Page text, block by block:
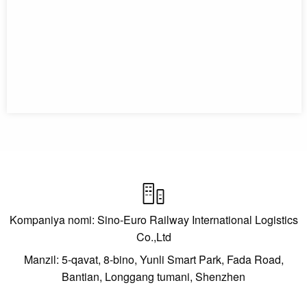

Kompaniya nomi: Sino-Euro Railway International Logistics
Co.,Ltd
Manzil: 5-qavat, 8-bino, Yunli Smart Park, Fada Road,
Bantian, Longgang tumani, Shenzhen